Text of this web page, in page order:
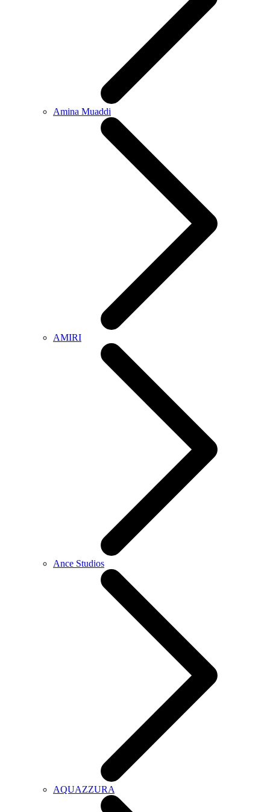
Amina Muaddi
AMIRI
Ance Studios
AQUAZZURA